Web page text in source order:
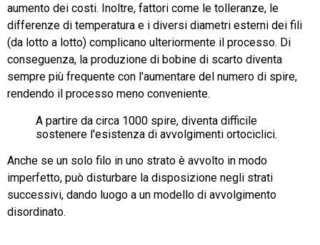
aumento dei costi. Inoltre, fattori come le tolleranze, le
differenze di temperatura e i diversi diametri esterni dei fili
(da lotto a lotto) complicano ulteriormente il processo. Di
conseguenza, la produzione di bobine di scarto diventa
sempre più frequente con l'aumentare del numero di spire,
rendendo il processo meno conveniente.
A partire da circa 1000 spire, diventa difficile
sostenere l'esistenza di avvolgimenti ortociclici.
Anche se un solo filo in uno strato è avvolto in modo
imperfetto, può disturbare la disposizione negli strati
successivi, dando luogo a un modello di avvolgimento
disordinato.